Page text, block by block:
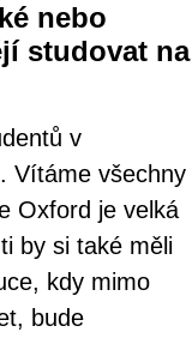
nebo
studovat na
v
Vítáme všechny
Oxford je velká
by si také měli
kdy mimo
bude